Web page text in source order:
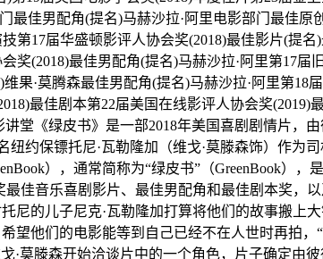
佳男配角(提名)马赫沙拉·阿里电影部门最佳原
第17届华盛顿影评人协会奖(2018)最佳影片(提
奖(2018)最佳男配角(提名)马赫沙拉·阿里第17
果·莫腾森最佳男配角(提名)马赫沙拉·阿里第18
最佳剧本第22届美国在线影评人协会奖(2019)
《绿皮书》是一部2018年美国喜剧剧情片，
约保镖托尼·瓦勒隆加（维戈·莫滕森饰）作为
），通常简称为“绿皮书”（GreenBook）
佳音乐喜剧影片、最佳男配角和最佳剧本奖，
尼的儿子尼克·瓦勒隆加打算将他们的故事搬上
望他们的电影能等到自己已经不在人世时再拍
滕森开始洽谈片中的一个角色，片子确定由彼